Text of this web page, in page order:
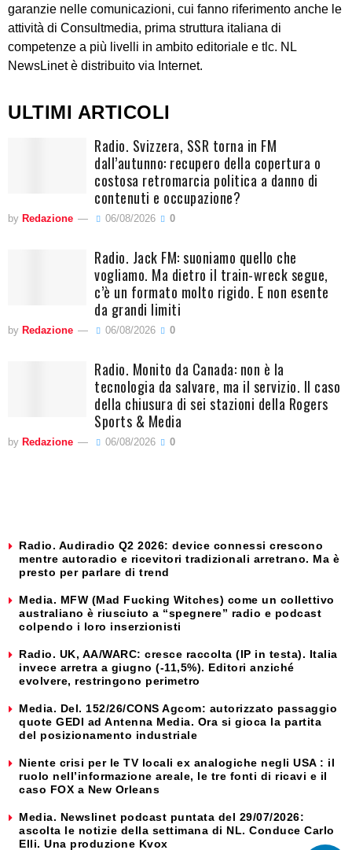
garanzie nelle comunicazioni, cui fanno riferimento anche le
attività di Consultmedia, prima struttura italiana di
competenze a più livelli in ambito editoriale e tlc. NL
NewsLinet è distribuito via Internet.
ULTIMI ARTICOLI
Radio. Svizzera, SSR torna in FM
dall’autunno: recupero della copertura o
costosa retromarcia politica a danno di
contenuti e occupazione?
by Redazione 06/08/2026 0
Radio. Jack FM: suoniamo quello che
vogliamo. Ma dietro il train-wreck segue,
c’è un formato molto rigido. E non esente
da grandi limiti
by Redazione 06/08/2026 0
Radio. Monito da Canada: non è la
tecnologia da salvare, ma il servizio. Il caso
della chiusura di sei stazioni della Rogers
Sports & Media
by Redazione 06/08/2026 0
Radio. Audiradio Q2 2026: device connessi crescono
mentre autoradio e ricevitori tradizionali arretrano. Ma è
presto per parlare di trend
Media. MFW (Mad Fucking Witches) come un collettivo
australiano è riusciuto a “spegnere” radio e podcast
colpendo i loro inserzionisti
Radio. UK, AA/WARC: cresce raccolta (IP in testa). Italia
invece arretra a giugno (-11,5%). Editori anziché
evolvere, restringono perimetro
Media. Del. 152/26/CONS Agcom: autorizzato passaggio
quote GEDI ad Antenna Media. Ora si gioca la partita
del posizionamento industriale
Niente crisi per le TV locali ex analogiche negli USA : il
ruolo nell’informazione areale, le tre fonti di ricavi e il
caso FOX a New Orleans
Media. Newslinet podcast puntata del 29/07/2026:
ascolta le notizie della settimana di NL. Conduce Carlo
Elli. Una produzione Kvox